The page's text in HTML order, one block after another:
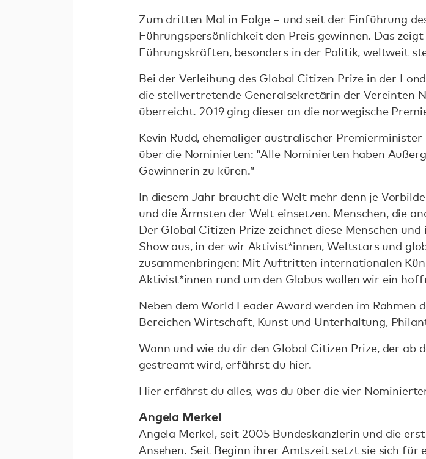
Zum dritten Mal in Folge – und seit der Einführung
Führungspersönlichkeit den Preis gewinnen. Das
Führungskräften, besonders in der Politik, weltweit
Bei der Verleihung des Global Citizen Prize in der
die stellvertretende Generalsekretärin der Vereinten
überreicht. 2019 ging dieser an die norwegische
Kevin Rudd, ehemaliger australischer
über die Nominierten: “Alle Nominierten haben
Gewinnerin zu küren.”
In diesem Jahr braucht die Welt mehr denn je
und die Ärmsten der Welt einsetzen. Menschen, die
Der Global Citizen Prize zeichnet diese Menschen
Show aus, in der wir Aktivist*innen, Weltstars und
zusammenbringen: Mit Auftritten internationalen
Aktivist*innen rund um den Globus wollen wir ein
Neben dem World Leader Award werden im Rahmen
Bereichen Wirtschaft, Kunst und Unterhaltung,
Wann und wie du dir den Global Citizen Prize, der ab
gestreamt wird, erfährst du hier.
Hier erfährst du alles, was du über die vier
Angela Merkel
Angela Merkel, seit 2005 Bundeskanzlerin und die
Ansehen. Seit Beginn ihrer Amtszeit setzt sie sich